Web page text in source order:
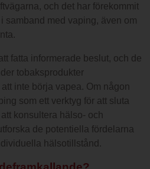
och det har förekommit
samband med vaping, även om
fatta informerade beslut, och de
tobaksprodukter
inte börja vapea. Om någon
som ett verktyg för att sluta
konsultera hälso- och
de potentiella fördelarna
hälsotillstånd.